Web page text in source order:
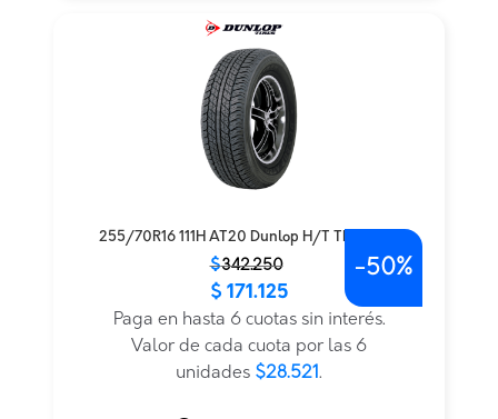
255/70R16 111H AT20 Dunlop H/T TL — THA
$342.250
original
actual
$ 171.125
Paga en hasta 6 cuotas sin interés.
Valor de cada cuota por las 6
unidades $28.521.
-50%